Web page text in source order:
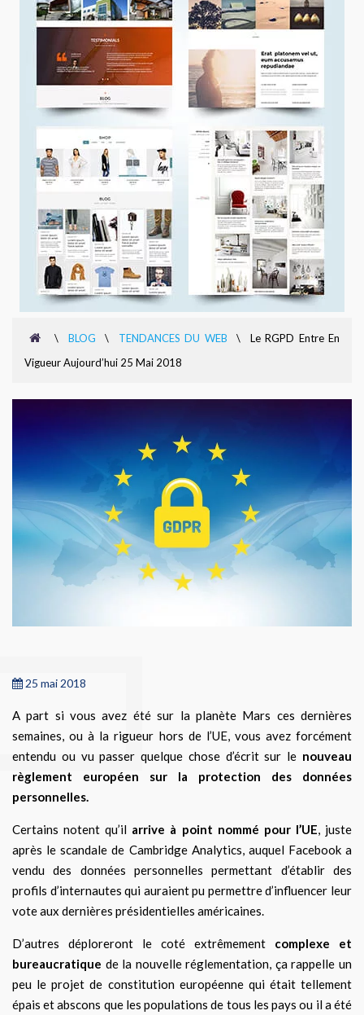
\ BLOG \ TENDANCES DU WEB \
Le RGPD Entre En
Vigueur Aujourd’hui 25 Mai 2018
25 mai 2018
A part si vous avez été sur la planète Mars ces dernières
semaines, ou à la rigueur hors de l’UE, vous avez forcément
entendu ou vu passer quelque chose d’écrit sur le nouveau
règlement européen sur la protection des données
personnelles.
Certains notent qu’il arrive à point nommé pour l’UE, juste
après le scandale de Cambridge Analytics, auquel Facebook a
vendu des données personnelles permettant d’établir des
profils d’internautes qui auraient pu permettre d’influencer leur
vote aux dernières présidentielles américaines.
D’autres déploreront le coté extrêmement complexe et
bureaucratique de la nouvelle réglementation, ça rappelle un
peu le projet de constitution européenne qui était tellement
épais et abscons que les populations de tous les pays ou il a été